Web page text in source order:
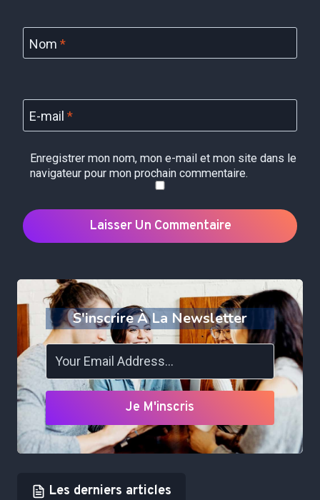
Nom *
E-mail *
Enregistrer mon nom, mon e-mail et mon site dans le
navigateur pour mon prochain commentaire.
S'inscrire À La Newsletter
Je M'inscris
Les derniers articles